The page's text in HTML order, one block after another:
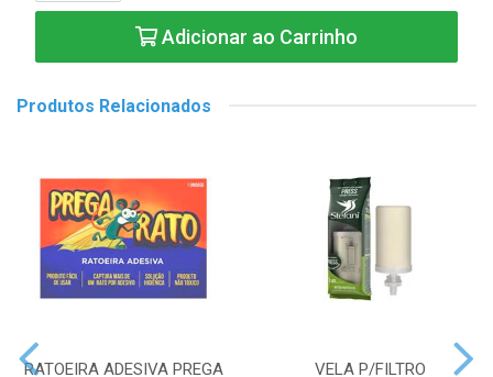
Adicionar ao Carrinho
Produtos Relacionados
RATOEIRA ADESIVA PREGA
VELA P/FILTRO